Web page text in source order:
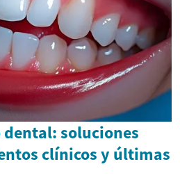
soluciones
clínicos y últimas